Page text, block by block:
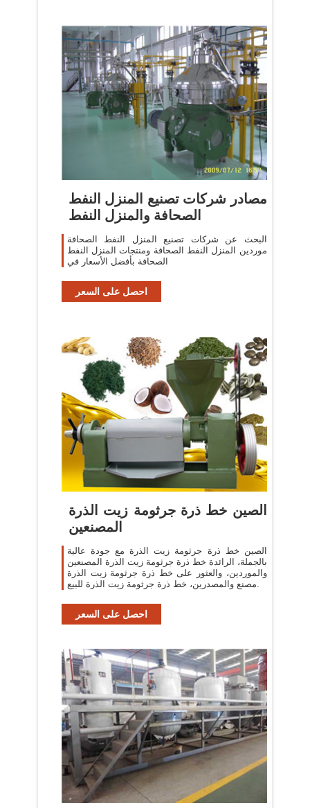
مصادر شركات تصنيع المنزل النفط
الصحافة والمنزل النفط
البحث عن شركات تصنيع المنزل النفط الصحافة
موردين المنزل النفط الصحافة ومنتجات المنزل النفط
الصحافة بأفضل الأسعار في
احصل على السعر
الصين خط ذرة جرثومة زيت الذرة
المصنعين
الصين خط ذرة جرثومة زيت الذرة مع جودة عالية
بالجملة، الرائدة خط ذرة جرثومة زيت الذرة المصنعين
والموردين، والعثور على خط ذرة جرثومة زيت الذرة
مصنع والمصدرين، خط ذرة جرثومة زيت الذرة للبيع.
احصل على السعر